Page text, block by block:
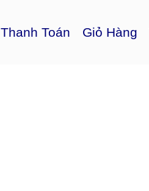
Thanh Toán Giỏ Hàng